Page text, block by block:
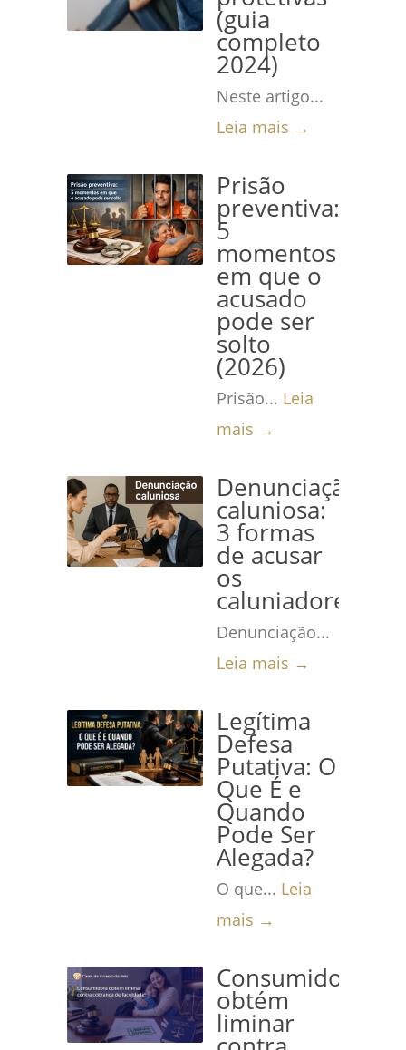
(guia
completo
2024)
Neste artigo...
Leia mais →
Prisão
preventiva:
5
momentos
em que o
acusado
pode ser
solto
(2026)
Prisão... Leia
mais →
Denunciação
caluniosa:
3 formas
de acusar
os
caluniadores
Denunciação...
Leia mais →
Legítima
Defesa
Putativa: O
Que É e
Quando
Pode Ser
Alegada?
O que... Leia
mais →
Consumidora
obtém
liminar